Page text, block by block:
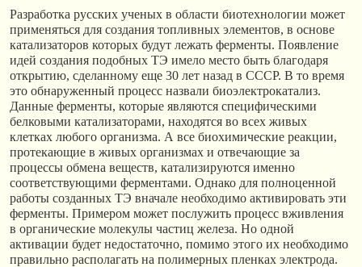
Разработка русских ученых в области биотехнологии может
применяться для создания топливных элементов, в основе
катализаторов которых будут лежать ферменты. Появление
идей создания подобных ТЭ имело место быть благодаря
открытию, сделанному еще 30 лет назад в СССР. В то время
это обнаруженный процесс назвали биоэлектрокатализ.
Данные ферменты, которые являются специфическими
белковыми катализаторами, находятся во всех живых
клетках любого организма. А все биохимические реакции,
протекающие в живых организмах и отвечающие за
процессы обмена веществ, катализируются именно
соответствующими ферментами. Однако для полноценной
работы созданных ТЭ вначале необходимо активировать эти
ферменты. Примером может послужить процесс вживления
в органические молекулы частиц железа. Но одной
активации будет недостаточно, помимо этого их необходимо
правильно располагать на полимерных пленках электрода.